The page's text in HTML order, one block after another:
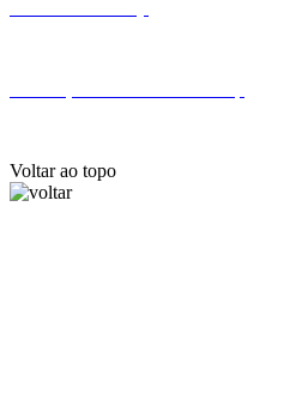
Voltar ao topo